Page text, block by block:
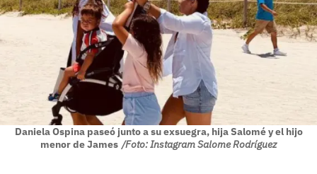
Daniela Ospina paseó junto a su exsuegra, hija Salomé y el hijo
menor de James /Foto: Instagram Salome Rodríguez